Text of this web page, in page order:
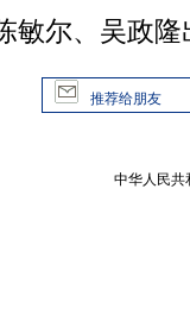
敏尔、吴政隆
推荐给朋友
中华人民共